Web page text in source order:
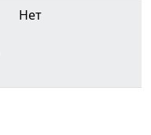
Нет